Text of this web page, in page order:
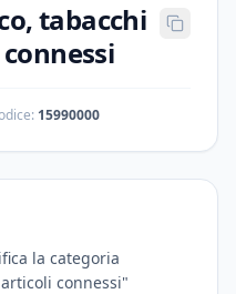
tabacchi
15990000
la categoria
connessi"